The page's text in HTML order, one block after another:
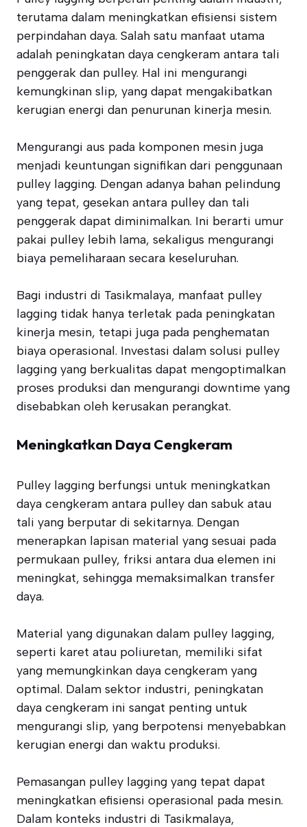
terutama dalam meningkatkan efisiensi sistem
perpindahan daya. Salah satu manfaat utama
adalah peningkatan daya cengkeram antara tali
penggerak dan pulley. Hal ini mengurangi
kemungkinan slip, yang dapat mengakibatkan
kerugian energi dan penurunan kinerja mesin.
Mengurangi aus pada komponen mesin juga
menjadi keuntungan signifikan dari penggunaan
pulley lagging. Dengan adanya bahan pelindung
yang tepat, gesekan antara pulley dan tali
penggerak dapat diminimalkan. Ini berarti umur
pakai pulley lebih lama, sekaligus mengurangi
biaya pemeliharaan secara keseluruhan.
Bagi industri di Tasikmalaya, manfaat pulley
lagging tidak hanya terletak pada peningkatan
kinerja mesin, tetapi juga pada penghematan
biaya operasional. Investasi dalam solusi pulley
lagging yang berkualitas dapat mengoptimalkan
proses produksi dan mengurangi downtime yang
disebabkan oleh kerusakan perangkat.
Meningkatkan Daya Cengkeram
Pulley lagging berfungsi untuk meningkatkan
daya cengkeram antara pulley dan sabuk atau
tali yang berputar di sekitarnya. Dengan
menerapkan lapisan material yang sesuai pada
permukaan pulley, friksi antara dua elemen ini
meningkat, sehingga memaksimalkan transfer
daya.
Material yang digunakan dalam pulley lagging,
seperti karet atau poliuretan, memiliki sifat
yang memungkinkan daya cengkeram yang
optimal. Dalam sektor industri, peningkatan
daya cengkeram ini sangat penting untuk
mengurangi slip, yang berpotensi menyebabkan
kerugian energi dan waktu produksi.
Pemasangan pulley lagging yang tepat dapat
meningkatkan efisiensi operasional pada mesin.
Dalam konteks industri di Tasikmalaya,